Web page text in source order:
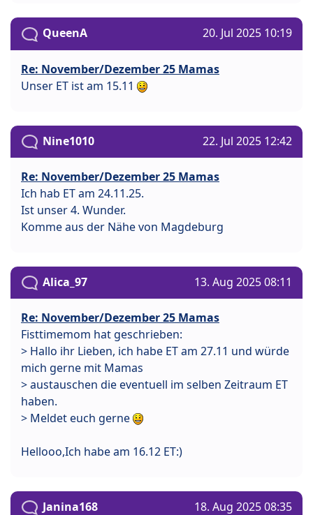
QueenA 20. Jul 2025 10:19
Re: November/Dezember 25 Mamas
Unser ET ist am 15.11
Nine1010 22. Jul 2025 12:42
Re: November/Dezember 25 Mamas
Ich hab ET am 24.11.25.
Ist unser 4. Wunder.
Komme aus der Nähe von Magdeburg
Alica_97 13. Aug 2025 08:11
Re: November/Dezember 25 Mamas
Fisttimemom hat geschrieben:
> Hallo ihr Lieben, ich habe ET am 27.11 und würde
mich gerne mit Mamas
> austauschen die eventuell im selben Zeitraum ET
haben.
> Meldet euch gerne
Hellooo,Ich habe am 16.12 ET:)
Janina168 18. Aug 2025 08:35